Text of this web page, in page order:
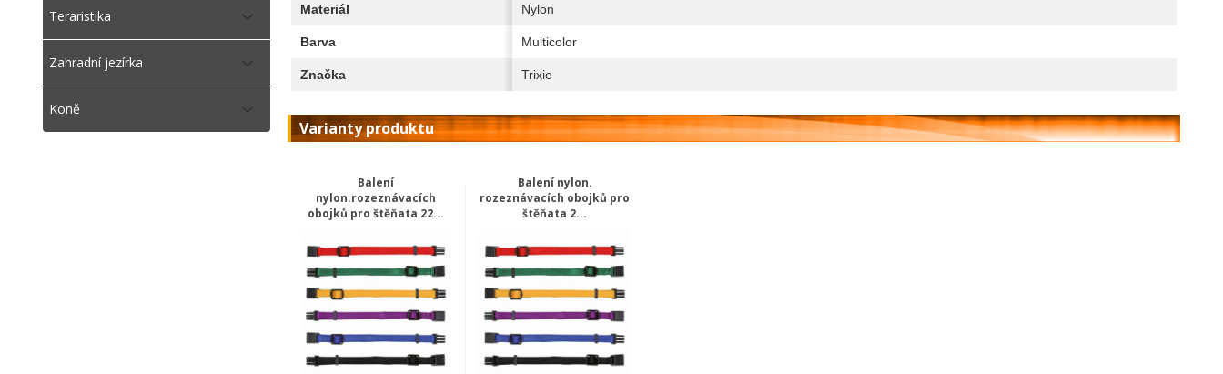
Teraristika
Zahradní jezírka
Koně
Materiál Nylon
Barva Multicolor
Značka Trixie
Varianty produktu
Balení
nylon.rozeznávacích
obojků pro štěňata 22...
Balení nylon.
rozeznávacích obojků pro
štěňata 2...